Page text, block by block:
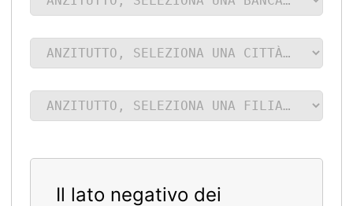
Il lato negativo dei